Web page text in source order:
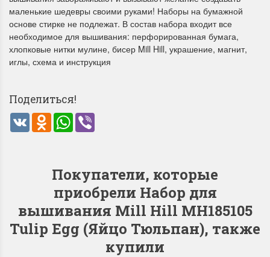
Dimensions 35231
(Ива-лебедь)
Хороший набор
Ларина Евгения
1 апреля 2026 14:55
Красивый
Очень красивый
раритетный
комплектация
Ларина
маленькие шедевры своими руками! Наборы на бумажной
основе стирке не подлежат. В состав набора входит все
необходимое для вышивания: перфорированная бумага,
хлопковые нитки мулине, бисер Mill Hill, украшение, магнит,
иглы, схема и инструкция
Поделиться!
VK Odnoklassniki
WhatsApp
Покупатели, которые
приобрели Набор для
вышивания Mill Hill MH185105
Tulip Egg (Яйцо Тюльпан), также
купили